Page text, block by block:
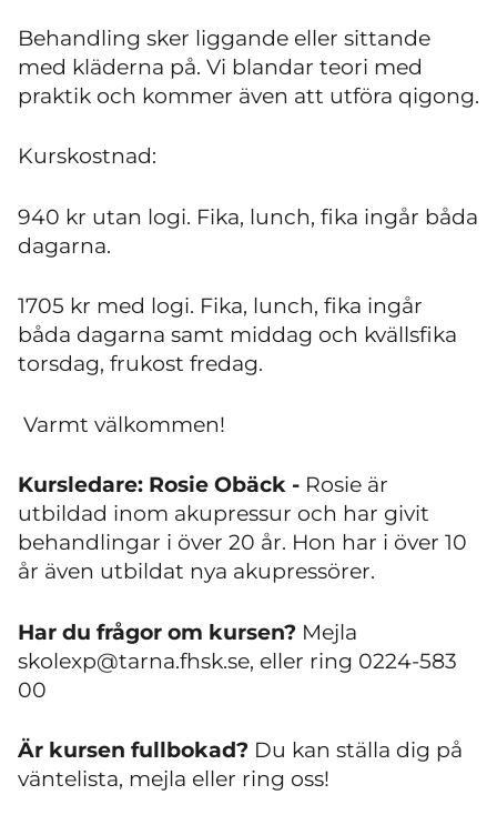
Behandling sker liggande eller sittande
med kläderna på. Vi blandar teori med
praktik och kommer även att utföra qigong.
Kurskostnad:
940 kr utan logi. Fika, lunch, fika ingår båda
dagarna.
1705 kr med logi. Fika, lunch, fika ingår
båda dagarna samt middag och kvällsfika
torsdag, frukost fredag.
Varmt välkommen!
Kursledare: Rosie Obäck - Rosie är
utbildad inom akupressur och har givit
behandlingar i över 20 år. Hon har i över 10
år även utbildat nya akupressörer.
Har du frågor om kursen? Mejla
skolexp@tarna.fhsk.se, eller ring 0224-583
00
Är kursen fullbokad? Du kan ställa dig på
väntelista, mejla eller ring oss!